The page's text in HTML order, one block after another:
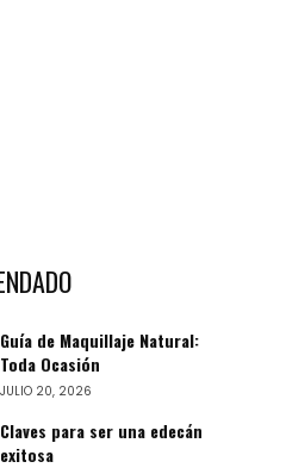
Guía de Maquillaje Natural:
Toda Ocasión
JULIO 20, 2026
Claves para ser una edecán
exitosa